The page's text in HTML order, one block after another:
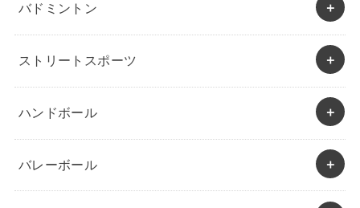
バドミントン
ストリートスポーツ
ハンドボール
バレーボール